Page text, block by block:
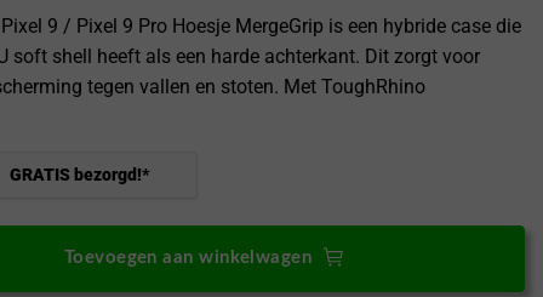
9 / Pixel 9 Pro Hoesje MergeGrip is een hybride case die
soft shell heeft als een harde achterkant. Dit zorgt voor
tegen vallen en stoten. Met ToughRhino
GRATIS bezorgd!*
Toevoegen aan winkelwagen